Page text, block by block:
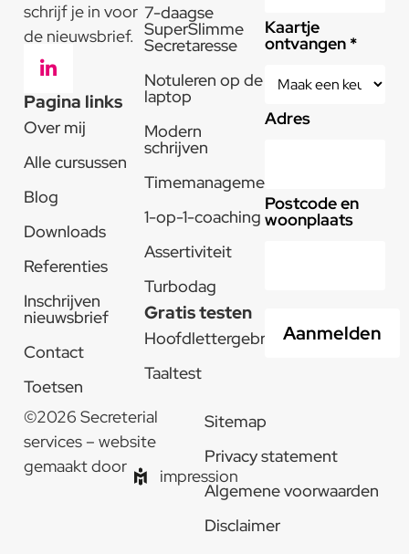
schrijf je in voor
de nieuwsbrief.
Pagina links
Over mij
Alle cursussen
Blog
Downloads
Referenties
Inschrijven
nieuwsbrief
Contact
Toetsen
7-daagse
SuperSlimme
Secretaresse
Notuleren op de
laptop
Modern
schrijven
Timemanagement
1-op-1-coaching
Assertiviteit
Turbodag
Gratis testen
Hoofdlettergebruik
Taaltest
Kaartje
ontvangen *
Adres
Postcode en
woonplaats
©2026 Secreterial
services – website
gemaakt door
impression
Sitemap
Privacy statement
Algemene voorwaarden
Disclaimer